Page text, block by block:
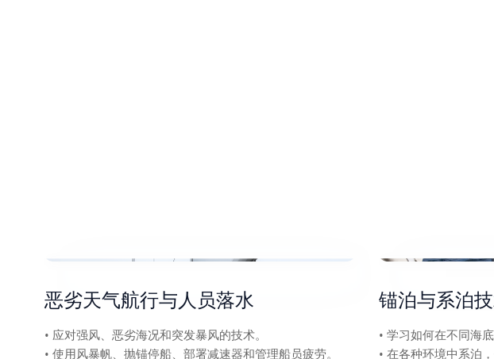
恶劣天气航行与人员落水
• 应对强风、恶劣海况和突发暴风的技术。
• 使用风暴帆、抛锚停船、部署减速器和管理船员疲劳。
锚泊与系泊
• 学习如何在不同海
• 在各种环境中系泊